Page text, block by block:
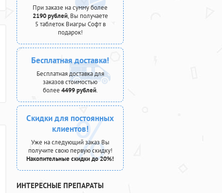
При заказе на сумму более
2190 рублей, Вы получаете
5 таблеток Виагры Софт в
подарок!
Бесплатная доставка!
Бесплатная доставка для
заказов стоимостью
более 4499 рублей.
Скидки для постоянных
клиентов!
Уже на следующий заказ Вы
получите свою первую скидку!
Накопительные скидки до 20%!
ИНТЕРЕСНЫЕ ПРЕПАРАТЫ